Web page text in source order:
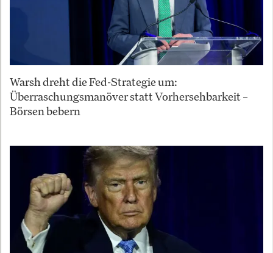
Warsh dreht die Fed-Strategie um:
Überraschungsmanöver statt Vorhersehbarkeit –
Börsen bebern